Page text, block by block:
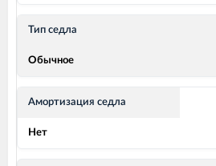
Тип седла
Обычное
Амортизация седла
Нет